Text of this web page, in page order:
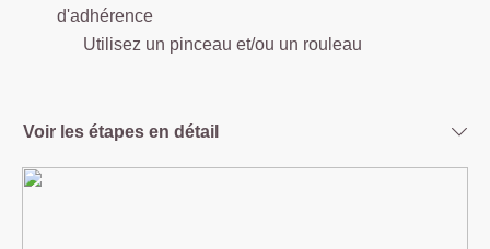
d'adhérence
Utilisez un pinceau et/ou un rouleau
Voir les étapes en détail